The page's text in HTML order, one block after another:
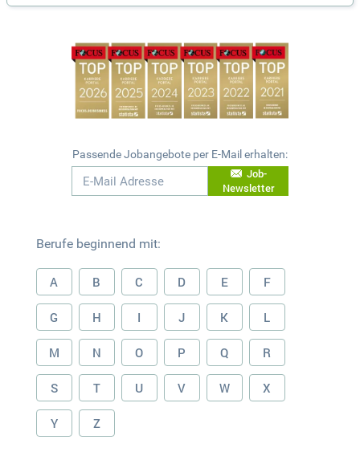
Passende Jobangebote per E-Mail erhalten:
Job-
Newsletter
Berufe beginnend mit:
A B C D E F
G H I J K L
M N O P Q R
S T U V W X
Y Z